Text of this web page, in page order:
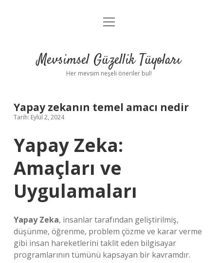
Anasayfa
Yasal Uyarı
menüyü
Mevsimsel Güzellik Tüyoları
Her mevsim neşeli öneriler bul!
Yapay zekanın temel amacı nedir
Tarih: Eylül 2, 2024
Yapay Zeka:
Amaçları ve
Uygulamaları
Yapay Zeka, insanlar tarafından geliştirilmiş,
düşünme, öğrenme, problem çözme ve karar verme
gibi insan hareketlerini taklit eden bilgisayar
programlarının tümünü kapsayan bir kavramdır.